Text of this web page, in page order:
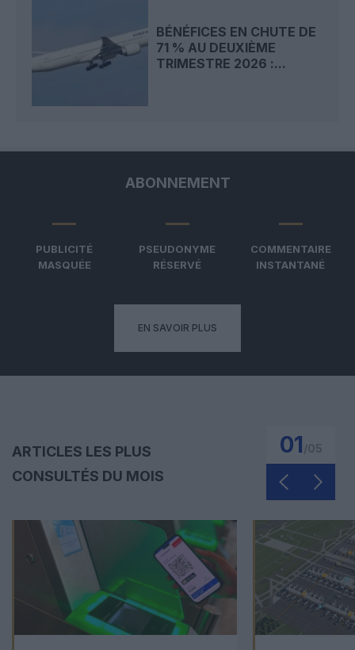
BÉNÉFICES EN CHUTE DE
71 % AU DEUXIÈME
TRIMESTRE 2026 :...
ABONNEMENT
PUBLICITÉ
MASQUÉE
PSEUDONYME
RÉSERVÉ
COMMENTAIRE
INSTANTANÉ
EN SAVOIR PLUS
ARTICLES LES PLUS
CONSULTÉS DU MOIS
01